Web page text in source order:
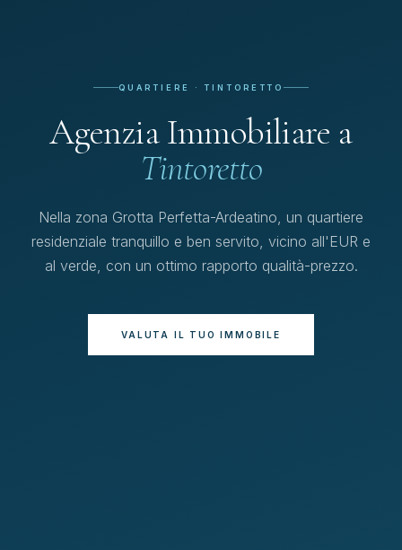
QUARTIERE · TINTORETTO
Agenzia Immobiliare a
Tintoretto
Nella zona Grotta Perfetta-Ardeatino, un quartiere
residenziale tranquillo e ben servito, vicino all'EUR e
al verde, con un ottimo rapporto qualità-prezzo.
VALUTA IL TUO IMMOBILE